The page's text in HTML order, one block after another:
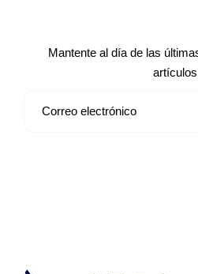
Mantente al día de las